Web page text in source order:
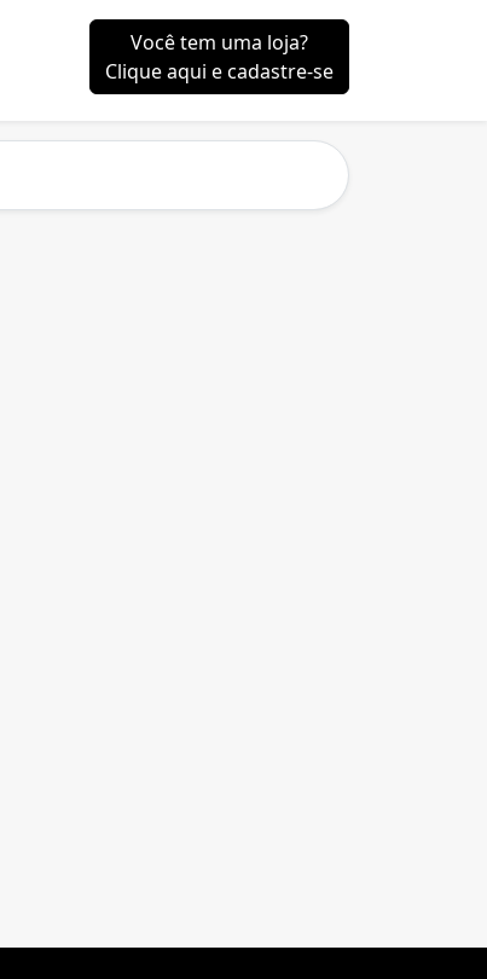
Você tem uma loja?
Clique aqui e cadastre-se